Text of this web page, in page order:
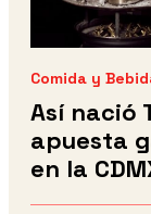
Comida y
Así nació
apuesta
en la